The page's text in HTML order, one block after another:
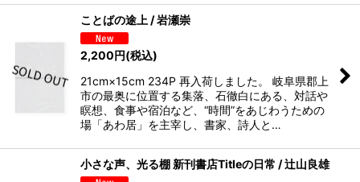
ことばの途上 / 岩瀬崇
2,200円(税込)
21cm×15cm 234P 再入荷しました。 岐阜県郡上
市の最奥に位置する集落、石徹白にある、対話や
瞑想、食事や宿泊など、“時間”をあじわうための
場「あわ居」を主宰し、書家、詩人と…
小さな声、光る棚 新刊書店Titleの日常 / 辻山良雄